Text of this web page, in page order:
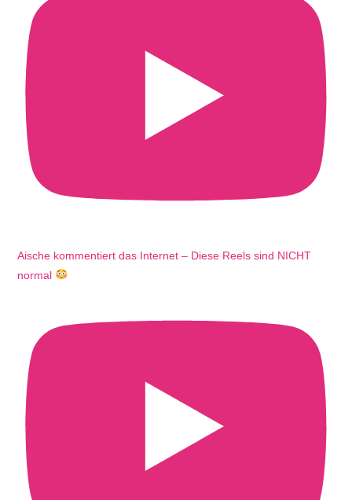
Aische kommentiert das Internet – Diese Reels sind NICHT
normal